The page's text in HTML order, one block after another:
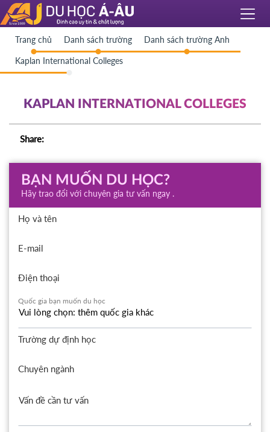
Trang chủ Danh sách trường Danh sách trường Anh
Kaplan International Colleges
KAPLAN INTERNATIONAL COLLEGES
Share:
BẠN MUỐN DU HỌC?
Hãy trao đổi với chuyên gia tư vấn ngay .
Họ và tên
E-mail
Điện thoại
Quốc gia bạn muốn du học
Trường dự định học
Chuyên ngành